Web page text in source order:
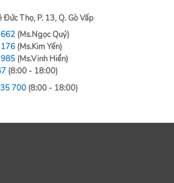
Thọ, P. 13, Q. Gò Vấp
(Ms.Ngọc Quý)
(Ms.Kim Yến)
(Ms.Vinh Hiển)
(8:00 - 18:00)
700 (8:00 - 18:00)